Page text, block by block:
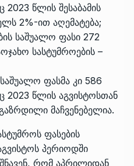
წლის შესაბამის
2%-ით აღემატება;
საშუალო ფასი 272
სასტუმროების –
ფასმა კი 586
2023 წლის აგვისტოსთან
მაჩვენებელია.
ფასების
პერიოდში
რომ აპრილიდან